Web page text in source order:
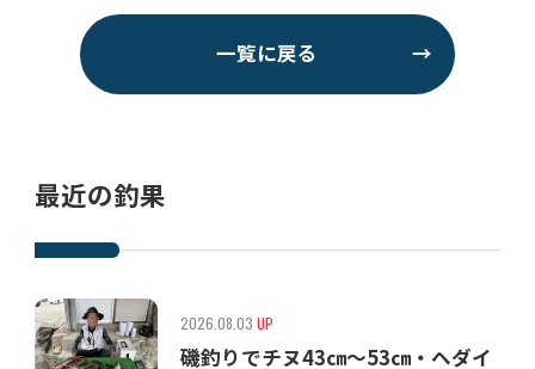
一覧に戻る →
最近の釣果
2026.08.03 UP
磯釣りでチヌ43㎝〜53㎝・ヘダイ